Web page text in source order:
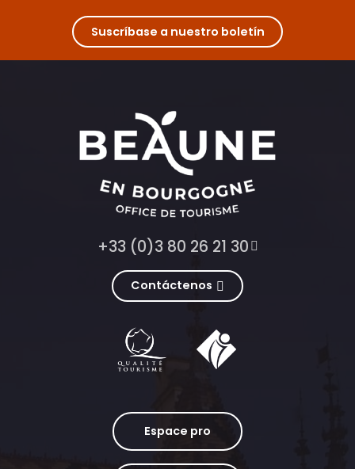
Suscríbase a nuestro boletín
+33 (0)3 80 26 21 30
Contáctenos
Espace pro